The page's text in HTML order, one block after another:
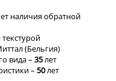
наличия обратной
(Бельгия)
вида – 35лет
– 50лет